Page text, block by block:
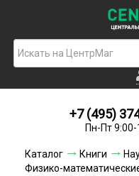
+7 (495)
Пн-Пт 9:00-
Каталог Книги
Физико-